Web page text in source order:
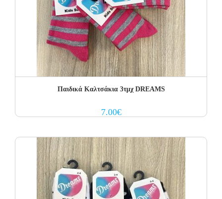
Παιδικά Καλτσάκια 3τμχ DREAMS
7.00€